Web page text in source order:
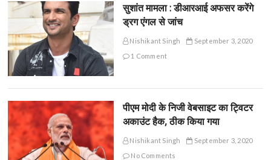
सुशांत मामला : डीआरआई अफसर करेंगे
ड्रग एंगल से जांच
Nishikant Singh
September 3, 2020
1 Comment
पीएम मोदी के निजी वेबसाइट का ट्विटर
अकाउंट हैक, ठीक किया गया
Nishikant Singh
September 3, 2020
No Comments